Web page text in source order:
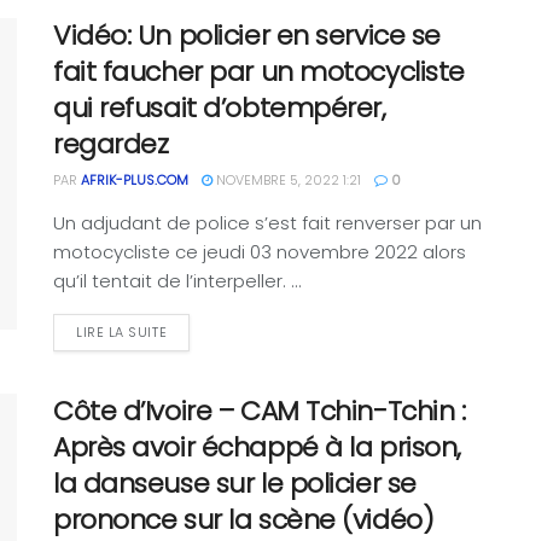
Vidéo: Un policier en service se
fait faucher par un motocycliste
qui refusait d’obtempérer,
regardez
PAR AFRIK-PLUS.COM NOVEMBRE 5, 2022 1:21 0
Un adjudant de police s’est fait renverser par un
motocycliste ce jeudi 03 novembre 2022 alors
qu’il tentait de l’interpeller. ...
LIRE LA SUITE
Côte d’Ivoire – CAM Tchin-Tchin :
Après avoir échappé à la prison,
la danseuse sur le policier se
prononce sur la scène (vidéo)